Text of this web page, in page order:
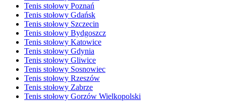
Tenis stołowy Poznań
Tenis stołowy Gdańsk
Tenis stołowy Szczecin
Tenis stołowy Bydgoszcz
Tenis stołowy Katowice
Tenis stołowy Gdynia
Tenis stołowy Gliwice
Tenis stołowy Sosnowiec
Tenis stołowy Rzeszów
Tenis stołowy Zabrze
Tenis stołowy Gorzów Wielkopolski